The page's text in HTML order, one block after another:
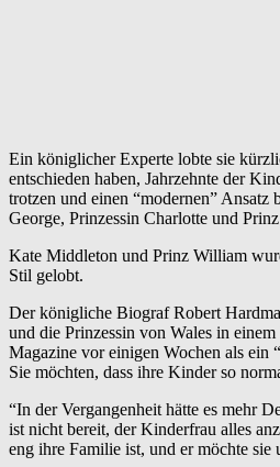
Ein königlicher Experte lobte sie
entschieden haben, Jahrzehnte der
trotzen und einen “modernen” Ansatz
George, Prinzessin Charlotte und
Kate Middleton und Prinz William
Stil gelobt.
Der königliche Biograf Robert
und die Prinzessin von Wales in
Magazine vor einigen Wochen als ein
Sie möchten, dass ihre Kinder so
“In der Vergangenheit hätte es mehr
ist nicht bereit, der Kinderfrau alles
eng ihre Familie ist, und er möchte sie